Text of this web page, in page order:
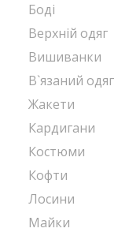
Боді
Верхній одяг
Вишиванки
В`язаний одяг
Жакети
Кардигани
Костюми
Кофти
Лосини
Майки